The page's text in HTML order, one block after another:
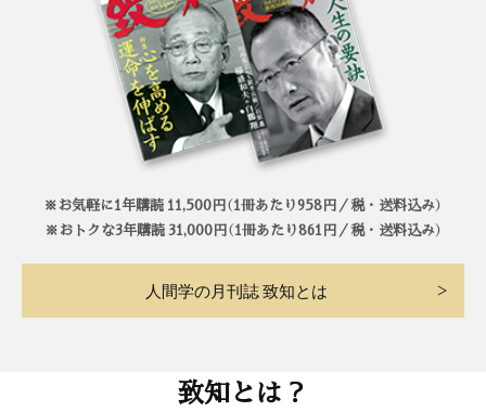
※お気軽に1年購読 11,500円（1冊あたり958円／税・送料込み）
※おトクな3年購読 31,000円（1冊あたり861円／税・送料込み）
人間学の月刊誌 致知とは
致知とは？